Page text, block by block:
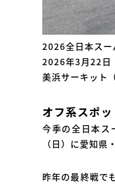
2026全日本スー
2026年3月22日
美浜サーキット
オフ系スポ
今季の全日本ス
（日）に愛知
昨年の最終戦で